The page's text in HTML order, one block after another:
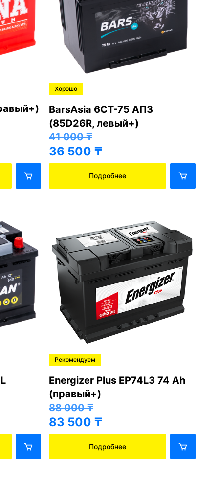
Хорошо
BarsAsia 6СТ-75 АПЗ
(85D26R, левый+)
41 000₸
36 500 ₸
Подробнее
Рекомендуем
Energizer Plus EP74L3 74 Ah
(правый+)
88 000₸
83 500 ₸
Подробнее